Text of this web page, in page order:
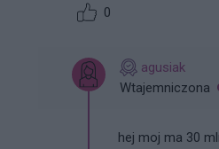
0
agusiak
Wtajemniczona
hej moj ma 30